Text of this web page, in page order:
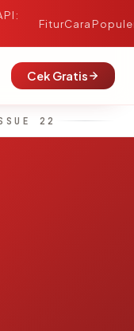
FiturCara
Cek Gratis
22